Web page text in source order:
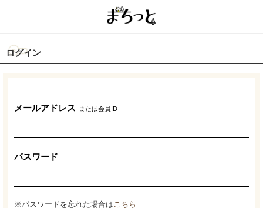
ログイン
メールアドレス または会員ID
パスワード
※パスワードを忘れた場合はこちら